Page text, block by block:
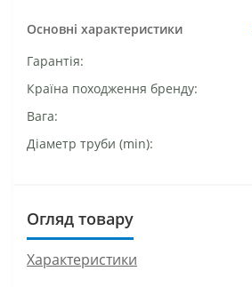
Основні характеристики
Гарантія:
Країна походження бренду:
Вага:
Діаметр труби (min):
Огляд товару
Характеристики